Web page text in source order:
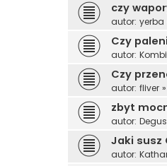
czy
autor: yerba
Czy
autor:
Czy
autor: fliver »
zbyt
autor:
Jaki susz
autor: